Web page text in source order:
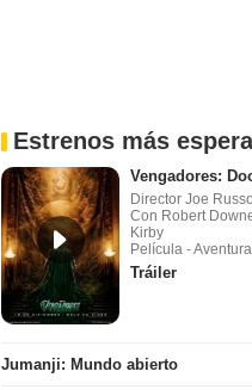
Estrenos más
Vengadores:
Director Joe
Con Robert
Kirby
Película - Aventura
Tráiler
Jumanji: Mundo abierto